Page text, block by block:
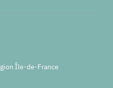
Île-de-France